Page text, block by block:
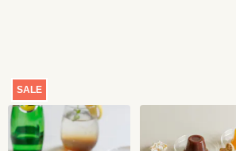
SALE
【特別価格】瀬戸内
レモンのサマーシュ
おまかせおやつ
便[定期宅配]